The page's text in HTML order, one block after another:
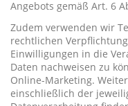
Angebots gemäß Art. 6
Zudem verwenden wir
rechtlichen
Einwilligungen in die
Daten nachweisen zu
Online-Marketing.
einschließlich der